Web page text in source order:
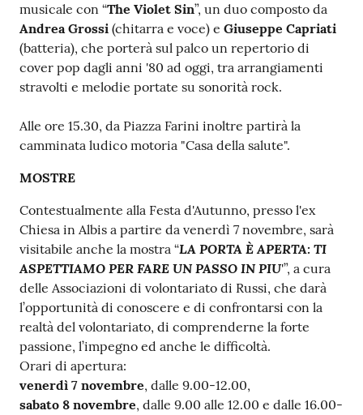
musicale con “The Violet Sin”, un duo composto da
Andrea Grossi (chitarra e voce) e Giuseppe Capriati
(batteria), che porterà sul palco un repertorio di
cover pop dagli anni '80 ad oggi, tra arrangiamenti
stravolti e melodie portate su sonorità rock.
Alle ore 15.30, da Piazza Farini inoltre partirà la
camminata ludico motoria "Casa della salute".
MOSTRE
Contestualmente alla Festa d'Autunno, presso l'ex
Chiesa in Albis a partire da venerdì 7 novembre, sarà
visitabile anche la mostra “LA PORTA È APERTA: TI
ASPETTIAMO PER FARE UN PASSO IN PIU'”, a cura
delle Associazioni di volontariato di Russi, che darà
l’opportunità di conoscere e di confrontarsi con la
realtà del volontariato, di comprenderne la forte
passione, l’impegno ed anche le difficoltà.
Orari di apertura:
venerdì 7 novembre, dalle 9.00-12.00,
sabato 8 novembre, dalle 9.00 alle 12.00 e dalle 16.00-